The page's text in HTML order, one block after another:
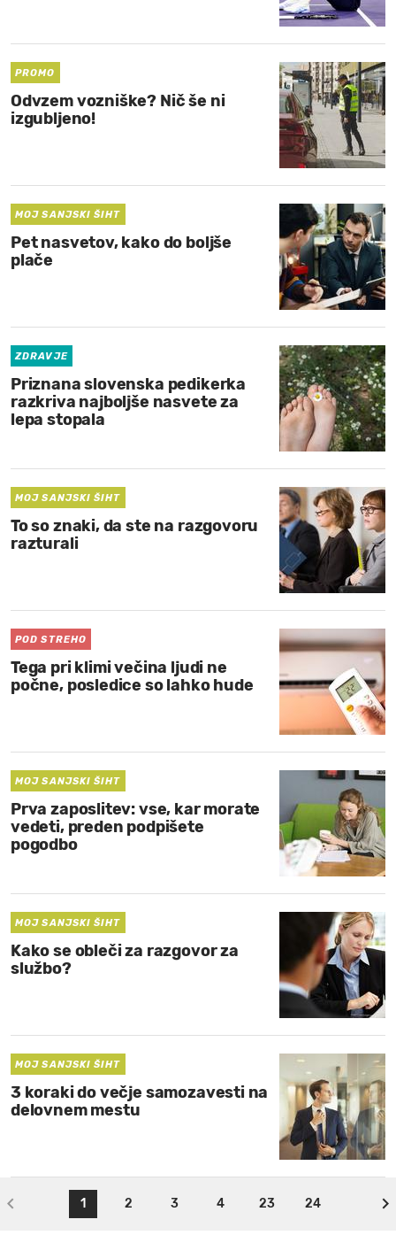
MOJ
PROMO
Odvzem vozniške? Nič še ni
izgubljeno!
MOJ SANJSKI ŠIHT
Pet nasvetov, kako do boljše
plače
ZDRAVJE
Priznana slovenska pedikerka
razkriva najboljše nasvete za
lepa stopala
MOJ SANJSKI ŠIHT
To so znaki, da ste na razgovoru
razturali
POD STREHO
Tega pri klimi večina ljudi ne
počne, posledice so lahko hude
MOJ SANJSKI ŠIHT
Prva zaposlitev: vse, kar morate
vedeti, preden podpišete
pogodbo
MOJ SANJSKI ŠIHT
Kako se obleči za razgovor za
službo?
MOJ SANJSKI ŠIHT
3 koraki do večje samozavesti na
delovnem mestu
1 2 3 4 23 24